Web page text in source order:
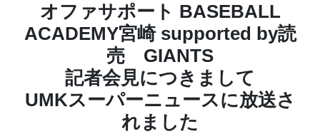
オファサポート BASEBALL
ACADEMY宮崎 supported by読
売 GIANTS
記者会見につきまして
UMKスーパーニュースに放送さ
れました